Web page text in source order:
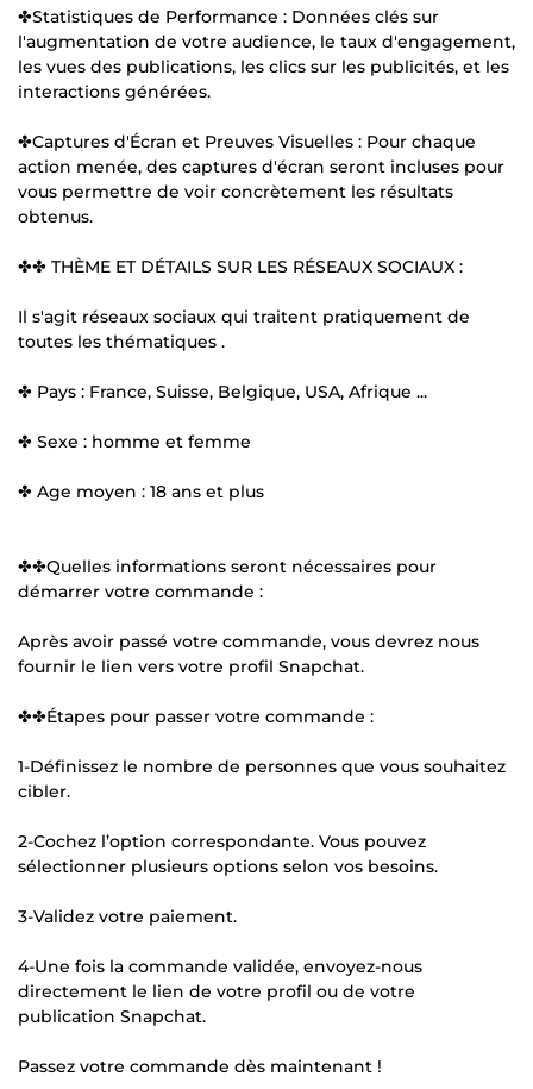
✤Statistiques de Performance : Données clés sur
l'augmentation de votre audience, le taux d'engagement,
les vues des publications, les clics sur les publicités, et les
interactions générées.
✤Captures d'Écran et Preuves Visuelles : Pour chaque
action menée, des captures d'écran seront incluses pour
vous permettre de voir concrètement les résultats
obtenus.
✤✤ THÈME ET DÉTAILS SUR LES RÉSEAUX SOCIAUX :
Il s'agit réseaux sociaux qui traitent pratiquement de
toutes les thématiques .
✤ Pays : France, Suisse, Belgique, USA, Afrique ...
✤ Sexe : homme et femme
✤ Age moyen : 18 ans et plus
✤✤Quelles informations seront nécessaires pour
démarrer votre commande :
Après avoir passé votre commande, vous devrez nous
fournir le lien vers votre profil Snapchat.
✤✤Étapes pour passer votre commande :
1-Définissez le nombre de personnes que vous souhaitez
cibler.
2-Cochez l’option correspondante. Vous pouvez
sélectionner plusieurs options selon vos besoins.
3-Validez votre paiement.
4-Une fois la commande validée, envoyez-nous
directement le lien de votre profil ou de votre
publication Snapchat.
Passez votre commande dès maintenant !